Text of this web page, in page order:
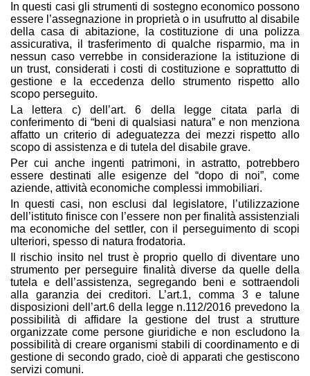
In questi casi gli strumenti di sostegno economico possono
essere l’assegnazione in proprietà o in usufrutto al disabile
della casa di abitazione, la costituzione di una polizza
assicurativa, il trasferimento di qualche risparmio, ma in
nessun caso verrebbe in considerazione la istituzione di
un trust, considerati i costi di costituzione e soprattutto di
gestione e la eccedenza dello strumento rispetto allo
scopo perseguito.
La lettera c) dell’art. 6 della legge citata parla di
conferimento di “beni di qualsiasi natura” e non menziona
affatto un criterio di adeguatezza dei mezzi rispetto allo
scopo di assistenza e di tutela del disabile grave.
Per cui anche ingenti patrimoni, in astratto, potrebbero
essere destinati alle esigenze del “dopo di noi”, come
aziende, attività economiche complessi immobiliari.
In questi casi, non esclusi dal legislatore, l’utilizzazione
dell’istituto finisce con l’essere non per finalità assistenziali
ma economiche del settler, con il perseguimento di scopi
ulteriori, spesso di natura frodatoria.
Il rischio insito nel trust è proprio quello di diventare uno
strumento per perseguire finalità diverse da quelle della
tutela e dell’assistenza, segregando beni e sottraendoli
alla garanzia dei creditori. L’art.1, comma 3 e talune
disposizioni dell’art.6 della legge n.112/2016 prevedono la
possibilità di affidare la gestione del trust a strutture
organizzate come persone giuridiche e non escludono la
possibilità di creare organismi stabili di coordinamento e di
gestione di secondo grado, cioè di apparati che gestiscono
servizi comuni.